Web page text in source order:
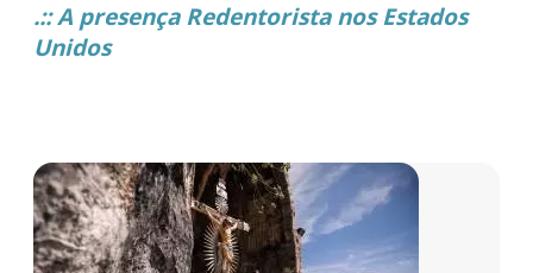
.:: A presença Redentorista nos Estados
Unidos